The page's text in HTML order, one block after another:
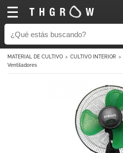
MATERIAL DE CULTIVO CULTIVO INTERIOR
Ventiladores